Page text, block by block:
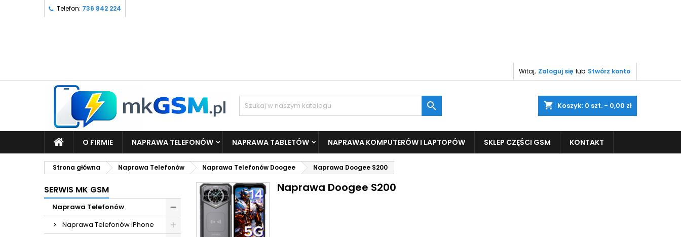
Telefon: 736 842 224
Witaj, Zaloguj się lub Stwórz konto
shopping_cart Koszyk: 0 szt. - 0,00 zł

O FIRMIE NAPRAWA TELEFONÓW NAPRAWA TABLETÓW NAPRAWA KOMPUTERÓW I LAPTOPÓW SKLEP CZĘŚCI GSM KONTAKT
Strona główna Naprawa Telefonów Naprawa Telefonów Doogee Naprawa Doogee S200
SERWIS MK GSM
Naprawa Telefonów
Naprawa Telefonów iPhone
Naprawa Doogee S200